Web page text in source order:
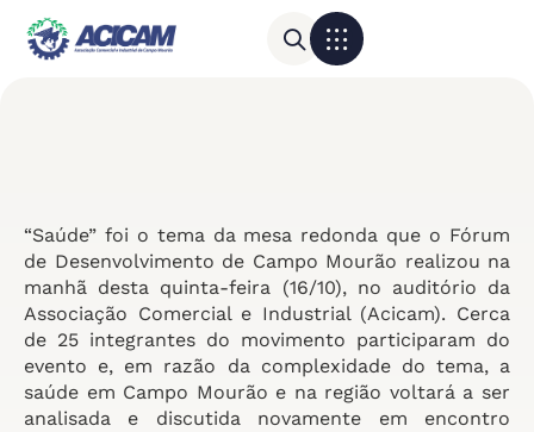
“Saúde” foi o tema da mesa redonda que o Fórum
de Desenvolvimento de Campo Mourão realizou na
manhã desta quinta-feira (16/10), no auditório da
Associação Comercial e Industrial (Acicam). Cerca
de 25 integrantes do movimento participaram do
evento e, em razão da complexidade do tema, a
saúde em Campo Mourão e na região voltará a ser
analisada e discutida novamente em encontro